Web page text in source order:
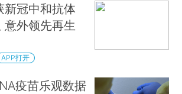
新冠中和抗体
意外领先再生
APP打开
疫苗乐观数据